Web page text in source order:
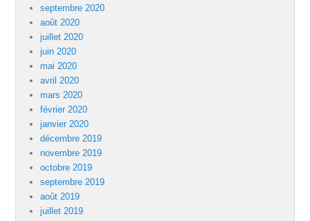
septembre 2020
août 2020
juillet 2020
juin 2020
mai 2020
avril 2020
mars 2020
février 2020
janvier 2020
décembre 2019
novembre 2019
octobre 2019
septembre 2019
août 2019
juillet 2019